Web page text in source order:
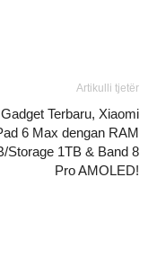
Artikulli tjetër
Terbaru, Xiaomi
6 Max dengan RAM
Storage 1TB & Band 8
Pro AMOLED!